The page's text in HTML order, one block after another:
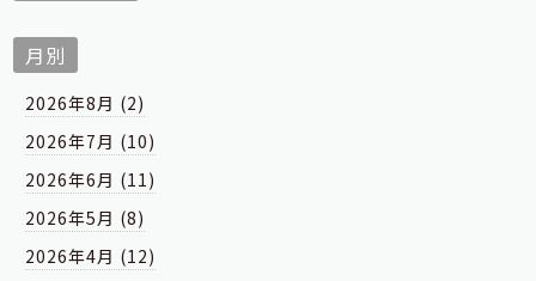
月別
2026年8月 (2)
2026年7月 (10)
2026年6月 (11)
2026年5月 (8)
2026年4月 (12)